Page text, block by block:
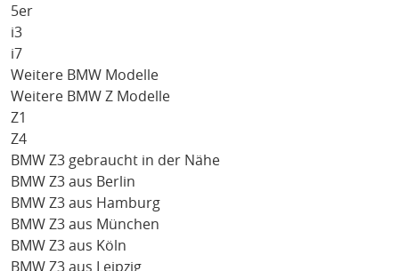
5er
i3
i7
Weitere BMW Modelle
Weitere BMW Z Modelle
Z1
Z4
BMW Z3 gebraucht in der Nähe
BMW Z3 aus Berlin
BMW Z3 aus Hamburg
BMW Z3 aus München
BMW Z3 aus Köln
BMW Z3 aus Leipzig